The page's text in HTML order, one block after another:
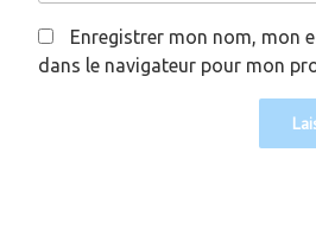
Enregistrer mon nom, mon
dans le navigateur pour mon